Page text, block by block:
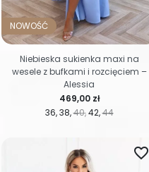
NOWOŚĆ
36 38 40 42 44
Cena
469,00 zł
Niebieska sukienka maxi na
wesele z bufkami i rozcięciem –
Alessia
favorite_border